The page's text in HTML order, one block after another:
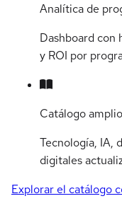
Analítica de
Dashboard con
y ROI por
Catálogo
Tecnología, IA,
digitales
Explorar el catálogo